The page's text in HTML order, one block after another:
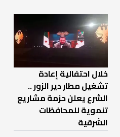
خلال احتفالية إعادة
تشغيل مطار دير الزور ..
الشرع يعلن حزمة مشاريع
تنموية للمحافظات
الشرقية